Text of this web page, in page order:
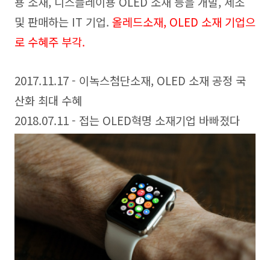
및 판매하는 IT 기업. 올레드소재, OLED 소재 기업으
로 수혜주 부각.
2017.11.17 - 이녹스첨단소재, OLED 소재 공정 국
산화 최대 수혜
2018.07.11 - 접는 OLED혁명 소재기업 바빠졌다